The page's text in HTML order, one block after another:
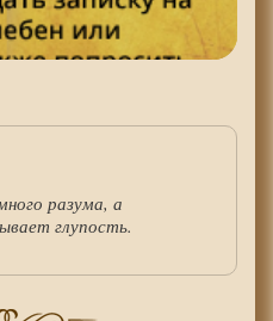
разума, а
глупость.